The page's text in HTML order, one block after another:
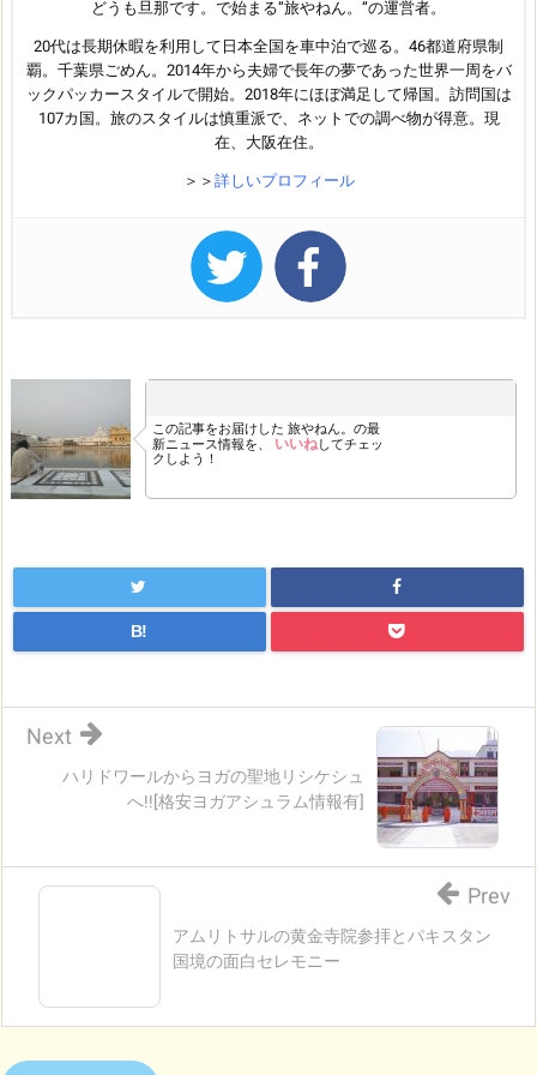
どうも旦那です。で始まる”旅やねん。”の運営者。
20代は長期休暇を利用して日本全国を車中泊で巡る。46都道府県制
覇。千葉県ごめん。2014年から夫婦で長年の夢であった世界一周をバ
ックパッカースタイルで開始。2018年にほぼ満足して帰国。訪問国は
107カ国。旅のスタイルは慎重派で、ネットでの調べ物が得意。現
在、大阪在住。
＞＞ 詳しいプロフィール
この記事をお届けした 旅やねん。の最
新ニュース情報を、
いいねしてチェッ
クしよう！
B!
ハリドワールからヨガの聖地リシケシュ
へ!![格安ヨガアシュラム情報有]
Next
アムリトサルの黄金寺院参拝とパキスタン
国境の面白セレモニー
Prev